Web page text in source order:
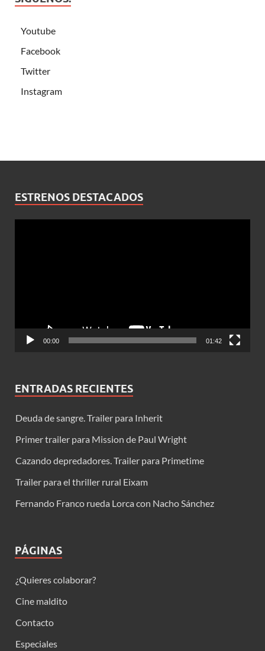
Youtube
Facebook
Twitter
Instagram
ESTRENOS DESTACADOS
00:00 01:42
ENTRADAS RECIENTES
Deuda de sangre. Trailer para Inherit
Primer trailer para Mission de Paul Wright
Cazando depredadores. Trailer para Primetime
Trailer para el thriller rural Eixam
Fernando Franco rueda Lorca con Nacho Sánchez
PÁGINAS
¿Quieres colaborar?
Cine maldito
Contacto
Especiales